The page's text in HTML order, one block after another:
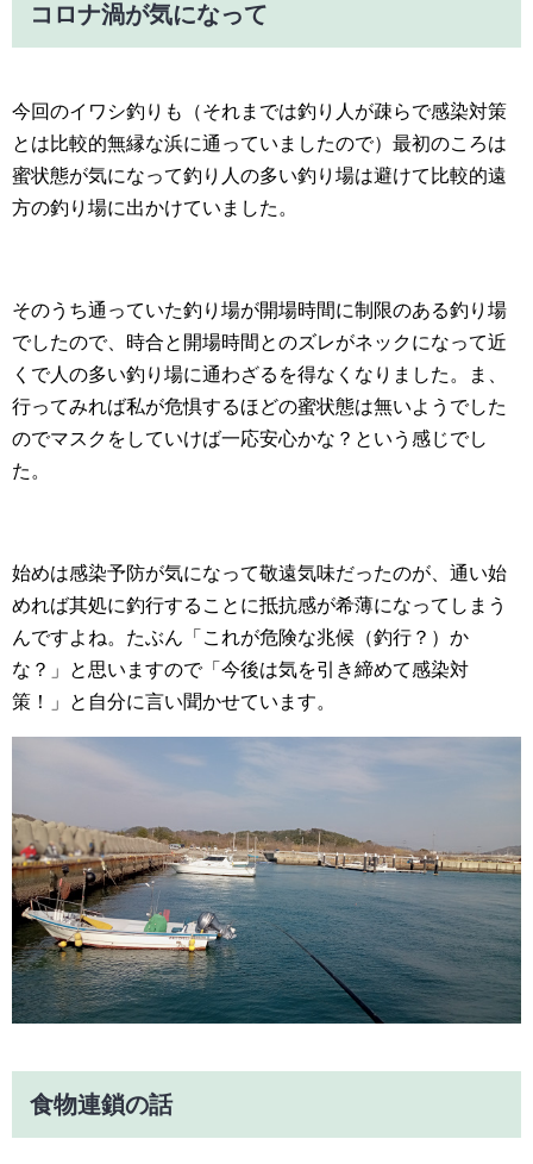
コロナ渦が気になって
今回のイワシ釣りも（それまでは釣り人が疎らで感染対策
とは比較的無縁な浜に通っていましたので）最初のころは
蜜状態が気になって釣り人の多い釣り場は避けて比較的遠
方の釣り場に出かけていました。
そのうち通っていた釣り場が開場時間に制限のある釣り場
でしたので、時合と開場時間とのズレがネックになって近
くで人の多い釣り場に通わざるを得なくなりました。ま、
行ってみれば私が危惧するほどの蜜状態は無いようでした
のでマスクをしていけば一応安心かな？という感じでし
た。
始めは感染予防が気になって敬遠気味だったのが、通い始
めれば其処に釣行することに抵抗感が希薄になってしまう
んですよね。たぶん「これが危険な兆候（釣行？）か
な？」と思いますので「今後は気を引き締めて感染対
策！」と自分に言い聞かせています。
食物連鎖の話